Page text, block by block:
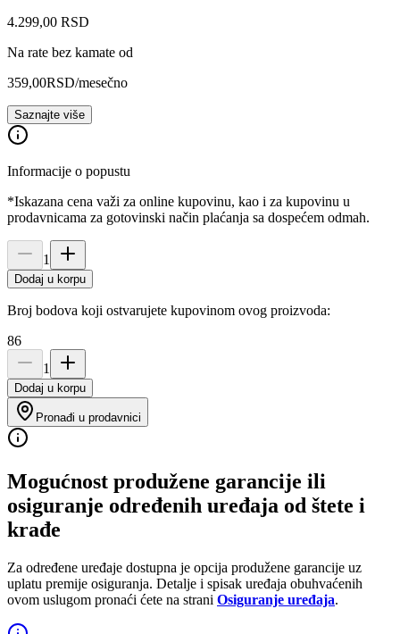
4.299,00 RSD
Na rate bez kamate od
359,00RSD/mesečno
Saznajte više
Informacije o popustu
*Iskazana cena važi za online kupovinu, kao i za kupovinu u
prodavnicama za gotovinski način plaćanja sa dospećem odmah.
1
Dodaj u korpu
Broj bodova koji ostvarujete kupovinom ovog proizvoda:
86
1
Dodaj u korpu
Pronađi u prodavnici
Mogućnost produžene garancije ili
osiguranje određenih uređaja od štete i
krađe
Za određene uređaje dostupna je opcija produžene garancije uz
uplatu premije osiguranja. Detalje i spisak uređaja obuhvaćenih
ovom uslugom pronaći ćete na strani Osiguranje uređaja.